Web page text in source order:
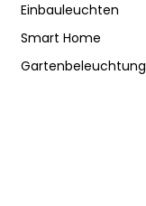
Einbauleuchten
Smart Home
Gartenbeleuchtung